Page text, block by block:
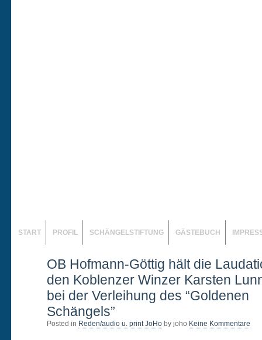
START PROFIL SCHÄNGELSTIFTUNG GÄSTEBUCH
OB Hofmann-Göttig hält die
den Koblenzer Winzer Karsten
bei der Verleihung des “Goldenen
Schängels”
Posted in Reden/audio u. print JoHo by joho Keine Kommentare